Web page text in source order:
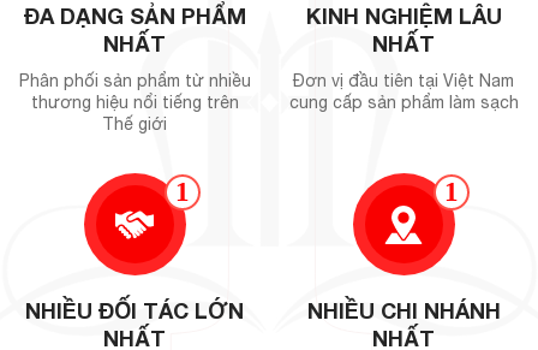
hãng tạiViệt Nam. Chúng tôi cam kết mang đến giải pháp bảo
quản chuyên nghiệp, tối ưu chi phí và hiệu quả vận hành cho
mọi cơ sở thực phẩm hiện đại.
Liên hệ ngay để được tư vấn và báo giá:
info@hoanmyhotelsupply.com
Hotline: 0944 495 054 / 0904 886 341
ĐA DẠNG SẢN PHẨM
NHẤT
Phân phối sản phẩm từ nhiều
thương hiệu nổi tiếng trên
Thế giới
KINH NGHIỆM LÂU
NHẤT
Đơn vị đầu tiên tại Việt Nam
cung cấp sản phẩm làm sạch
1
NHIỀU ĐỐI TÁC LỚN
NHẤT
1
NHIỀU CHI NHÁNH
NHẤT